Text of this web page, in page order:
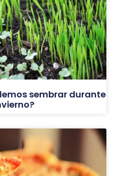
sembrar durante